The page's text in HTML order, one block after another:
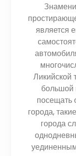
является
Ликийской
большой
посещать
города,
города